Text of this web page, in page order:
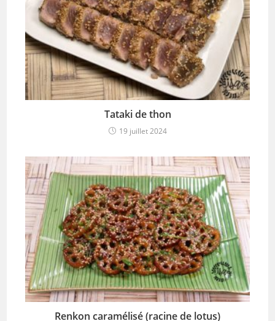
Tataki de thon
19 juillet 2024
Renkon caramélisé (racine de lotus)